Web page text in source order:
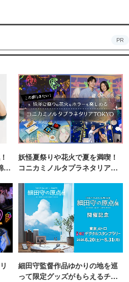
PR
糸
妖怪夏祭りや花火で夏を満喫！
コニカミノルタプラネタリア
細田守監督作品ゆかりの地を巡
って限定グッズがもらえるチャ